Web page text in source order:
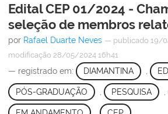
Edital CEP 01/2024 -
seleção de membros
por Rafael Duarte Neves — publicado 19/
modificação 28/05/2024 16h41
— registrado em: DIAMANTINA ,
PÓS-GRADUAÇÃO PESQUISA